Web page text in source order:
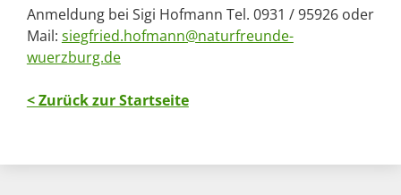
Anmeldung bei Sigi Hofmann Tel. 0931 / 95926 oder
Mail: siegfried.hofmann@naturfreunde-
wuerzburg.de
< Zurück zur Startseite